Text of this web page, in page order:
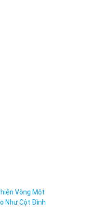
Vòng Một
Như Cột Đình